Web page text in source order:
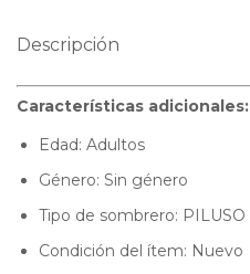
Descripción
Características adicionales:
Edad: Adultos
Género: Sin género
Tipo de sombrero: PILUSO
Condición del ítem: Nuevo